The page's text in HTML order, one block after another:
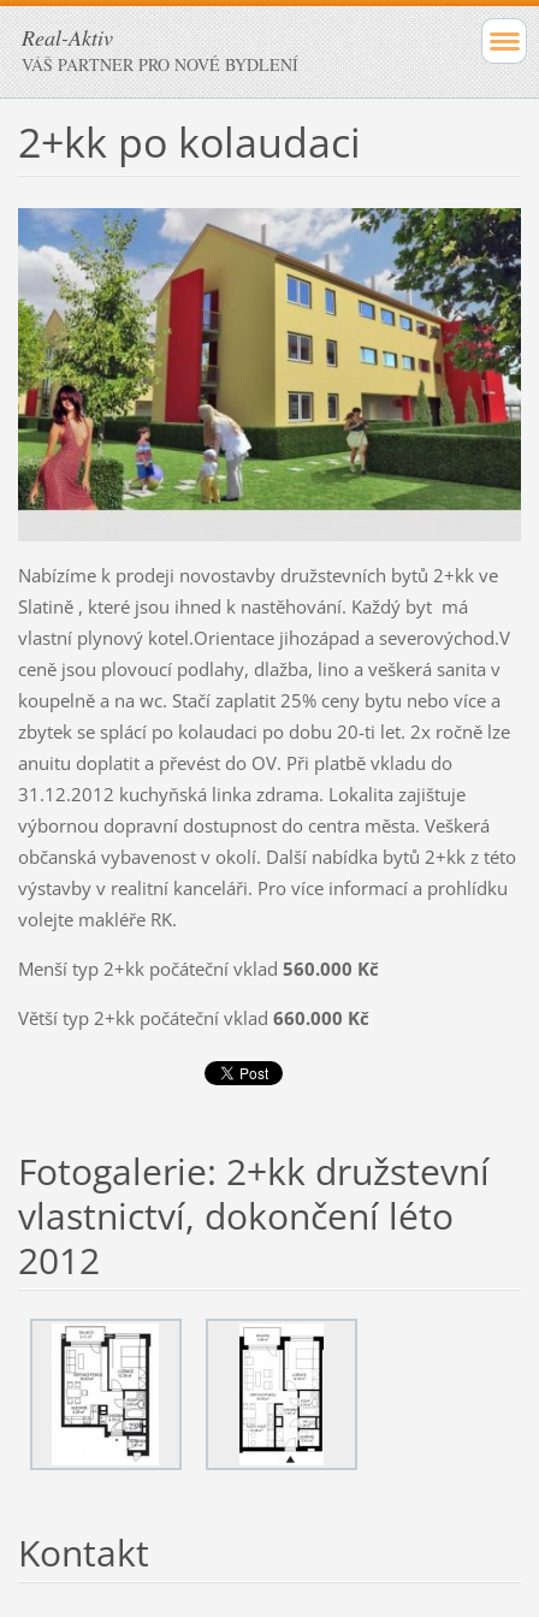
Real-Aktiv
VÁŠ PARTNER PRO NOVÉ BYDLENÍ
2+kk po kolaudaci
Nabízíme k prodeji novostavby družstevních bytů 2+kk ve
Slatině , které jsou ihned k nastěhování. Každý byt má
vlastní plynový kotel.Orientace jihozápad a severovýchod.V
ceně jsou plovoucí podlahy, dlažba, lino a veškerá sanita v
koupelně a na wc. Stačí zaplatit 25% ceny bytu nebo více a
zbytek se splácí po kolaudaci po dobu 20-ti let. 2x ročně lze
anuitu doplatit a převést do OV. Při platbě vkladu do
31.12.2012 kuchyňská linka zdrama. Lokalita zajištuje
výbornou dopravní dostupnost do centra města. Veškerá
občanská vybavenost v okolí. Další nabídka bytů 2+kk z této
výstavby v realitní kanceláři. Pro více informací a prohlídku
volejte makléře RK.
Menší typ 2+kk počáteční vklad 560.000 Kč
Větší typ 2+kk počáteční vklad 660.000 Kč
Fotogalerie: 2+kk družstevní
vlastnictví, dokončení léto
2012
Kontakt